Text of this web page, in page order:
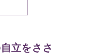
立をささ